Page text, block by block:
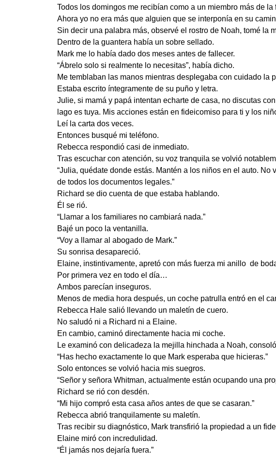
Todos los domingos me recibían como a un miembro más de la
Ahora yo no era más que alguien que se interponía en su
Sin decir una palabra más, observé el rostro de Noah, tomé la
Dentro de la guantera había un sobre sellado.
Mark me lo había dado dos meses antes de fallecer.
“Ábrelo solo si realmente lo necesitas”, había dicho.
Me temblaban las manos mientras desplegaba con cuidado la
Estaba escrito íntegramente de su puño y letra.
Julie, si mamá y papá intentan echarte de casa, no discutas
lago es tuya. Mis acciones están en fideicomiso para ti y los
Leí la carta dos veces.
Entonces busqué mi teléfono.
Rebecca respondió casi de inmediato.
Tras escuchar con atención, su voz tranquila se volvió
“Julia, quédate donde estás. Mantén a los niños en el auto.
de todos los documentos legales.”
Richard se dio cuenta de que estaba hablando.
Él se rió.
“Llamar a los familiares no cambiará nada.”
Bajé un poco la ventanilla.
“Voy a llamar al abogado de Mark.”
Su sonrisa desapareció.
Elaine, instintivamente, apretó con más fuerza mi anillo de
Por primera vez en todo el día…
Ambos parecían inseguros.
Menos de media hora después, un coche patrulla entró en el
Rebecca Hale salió llevando un maletín de cuero.
No saludó ni a Richard ni a Elaine.
En cambio, caminó directamente hacia mi coche.
Le examinó con delicadeza la mejilla hinchada a Noah,
“Has hecho exactamente lo que Mark esperaba que hicieras.”
Solo entonces se volvió hacia mis suegros.
“Señor y señora Whitman, actualmente están ocupando una
Richard se rió con desdén.
“Mi hijo compró esta casa años antes de que se casaran.”
Rebecca abrió tranquilamente su maletín.
Tras recibir su diagnóstico, Mark transfirió la propiedad a un
Elaine miró con incredulidad.
“Él jamás nos dejaría fuera.”